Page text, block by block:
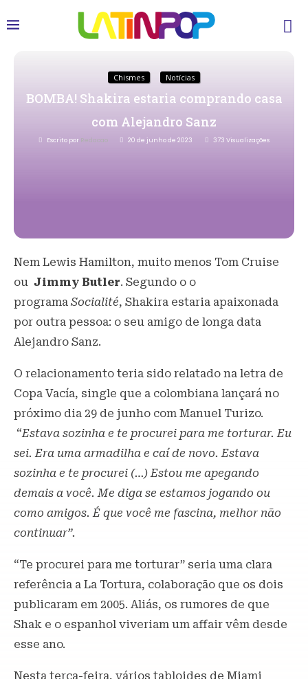
Chismes Notícias
BOMBA! Shakira estaria comprando casa
com Alejandro Sanz
Escrito por Redacao 20 de junho de 2023 373 Visualizações
Nem Lewis Hamilton, muito menos Tom Cruise
ou Jimmy Butler. Segundo o o
programa Socialité, Shakira estaria apaixonada
por outra pessoa: o seu amigo de longa data
Alejandro Sanz.
O relacionamento teria sido relatado na letra de
Copa Vacía, single que a colombiana lançará no
próximo dia 29 de junho com Manuel Turizo.
“Estava sozinha e te procurei para me torturar. Eu
sei. Era uma armadilha e caí de novo. Estava
sozinha e te procurei (…) Estou me apegando
demais a você. Me diga se estamos jogando ou
como amigos. É que você me fascina, melhor não
continuar”.
“Te procurei para me torturar” seria uma clara
referência a La Tortura, colaboração que os dois
publicaram em 2005. Aliás, os rumores de que
Shak e o espanhol viveriam um affair vêm desde
esse ano.
Nesta terça-feira, vários tabloides de Miami